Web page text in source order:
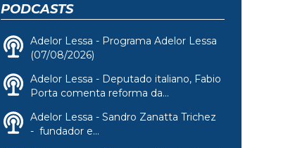
PODCASTS
Adelor Lessa - Programa Adelor Lessa
(07/08/2026)
Adelor Lessa - Deputado italiano, Fabio
Porta comenta reforma da...
Adelor Lessa - Sandro Zanatta Trichez
- fundador e...